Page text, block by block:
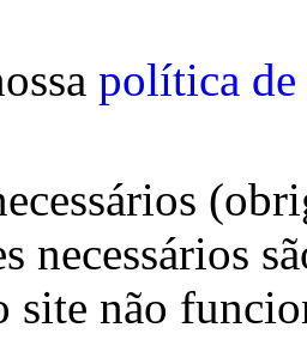
política de
necessários
site não